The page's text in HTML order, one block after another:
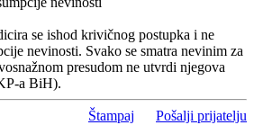
se ishod krivičnog postupka i ne
nevinosti. Svako se smatra nevinim za
presudom ne utvrdi njegova
a BiH).
Štampaj Pošalji prijatelju